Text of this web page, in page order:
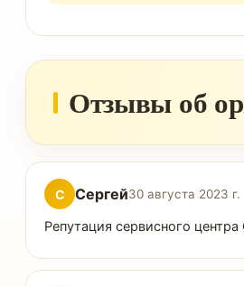
Отзывы об
С Сергей30 августа 2023 г.
Репутация сервисного